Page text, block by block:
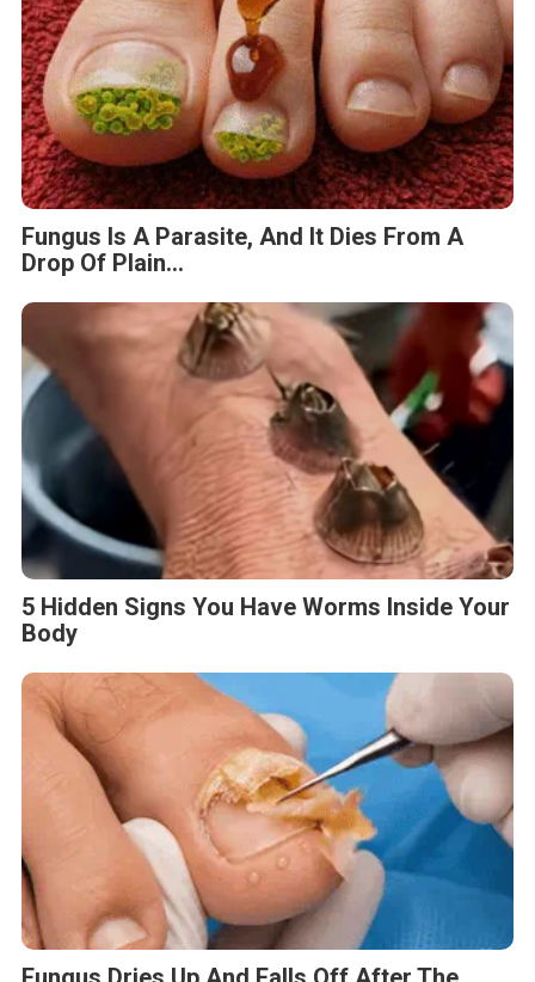
Fungus Is A Parasite, And It Dies From A
Drop Of Plain...
5 Hidden Signs You Have Worms Inside Your
Body